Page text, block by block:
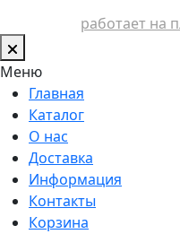
работает на
Меню
Главная
Каталог
О нас
Доставка
Информация
Контакты
Корзина